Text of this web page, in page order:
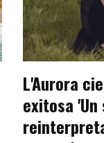
L'Aurora
exitosa